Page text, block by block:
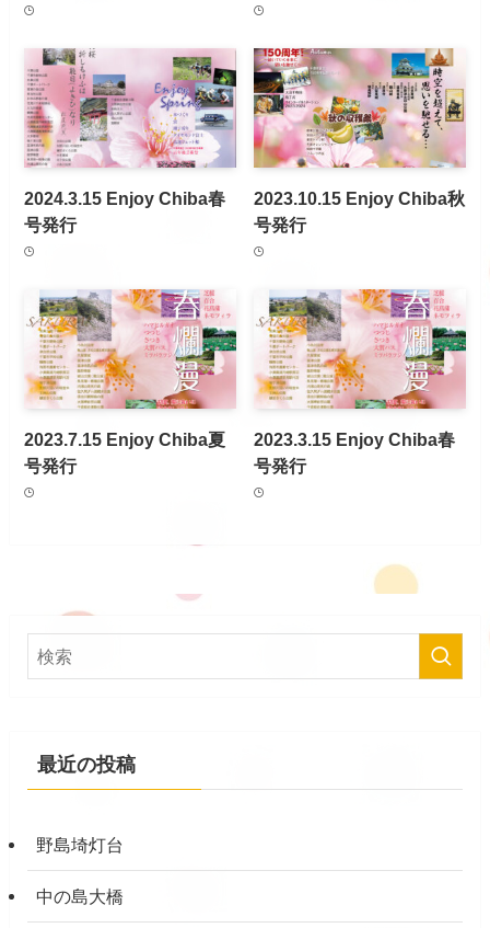
2024.3.15 Enjoy Chiba春
号発行
2023.10.15 Enjoy Chiba秋
号発行
2023.7.15 Enjoy Chiba夏
号発行
2023.3.15 Enjoy Chiba春
号発行
最近の投稿
野島埼灯台
中の島大橋